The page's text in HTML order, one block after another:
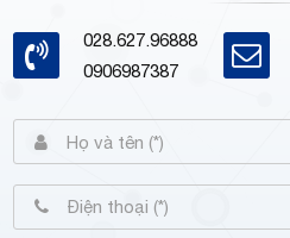
028.627.96888
0906987387